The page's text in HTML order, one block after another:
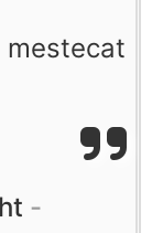
mestecat